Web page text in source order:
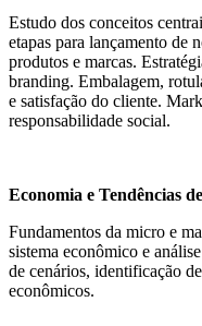
Estudo dos conceitos
etapas para lançamento de
produtos e marcas.
branding. Embalagem,
e satisfação do cliente.
responsabilidade social.
Economia e Tendências
Fundamentos da micro e
sistema econômico e
de cenários, identificação
econômicos.